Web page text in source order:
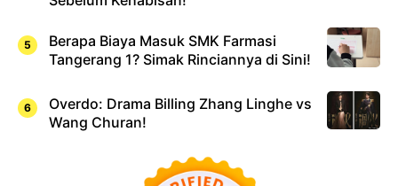
Berapa Biaya Masuk SMK Farmasi
Tangerang 1? Simak Rinciannya di Sini!
Overdo: Drama Billing Zhang Linghe vs
Wang Churan!